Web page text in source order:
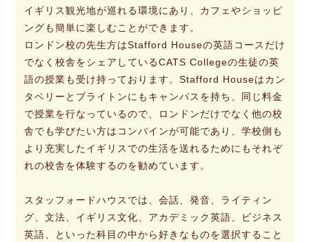
イギリス観光地が巡れる環境にあり、カフェやショッピ
ングも簡単に楽しむことができます。
ロンドン校の先生方はStafford Houseの英語コースだけ
でなく校舎をシェアしているCATS Collegeの生徒の英
語の授業も受け持っております。Stafford Houseはカン
タベリーとブライトンにもキャンパスを持ち、同じ料金
で授業を行なっているので、ロンドンだけでなく他の校
舎でも学びたい方はコンバインが可能であり、学校側も
より充実したイギリスでの生活を送れるためにもそれぞ
れの校舎を体験するのを勧めています。
スタッフォードハウスでは、会話、発音、ライティン
グ、文法、イギリス文化、アカデミック英語、ビジネス
英語、といった科目の中から好きなものを選択すること